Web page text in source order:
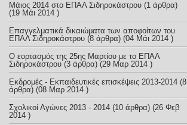
Μάιος 2014 στο ΕΠΑΛ Σιδηροκάστρου (1 άρθρα)
(19 Μάι 2014 )
Επαγγελματικά δικαιώματα των αποφοίτων του
ΕΠΑΛ Σιδηροκάστρου (8 άρθρα) (04 Μάι 2014 )
Ο εορτασμός της 25ης Μαρτίου με το ΕΠΑΛ
Σιδηροκάστρου (3 άρθρα) (29 Μαρ 2014 )
Εκδρομές - Εκπαιδευτικές επισκέψεις 2013-2014 (8
άρθρα) (08 Μαρ 2014 )
Σχολικοί Αγώνες 2013 - 2014 (10 άρθρα) (26 Φεβ
2014 )